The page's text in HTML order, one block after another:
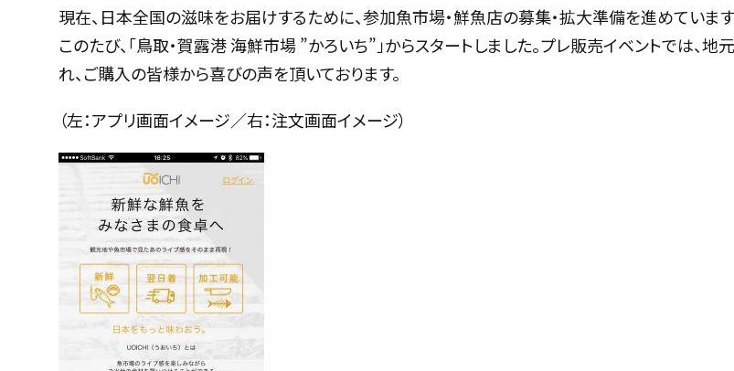
現在、日本全国の滋味をお届けするために、参加魚市場・鮮魚店の募集・拡大準備を進めています
このたび、「鳥取・賀露港 海鮮市場 ”かろいち”」からスタートしました。プレ販売イベントでは
れ、ご購入の皆様から喜びの声を頂いております。
（左：アプリ画面イメージ／右：注文画面イメージ）